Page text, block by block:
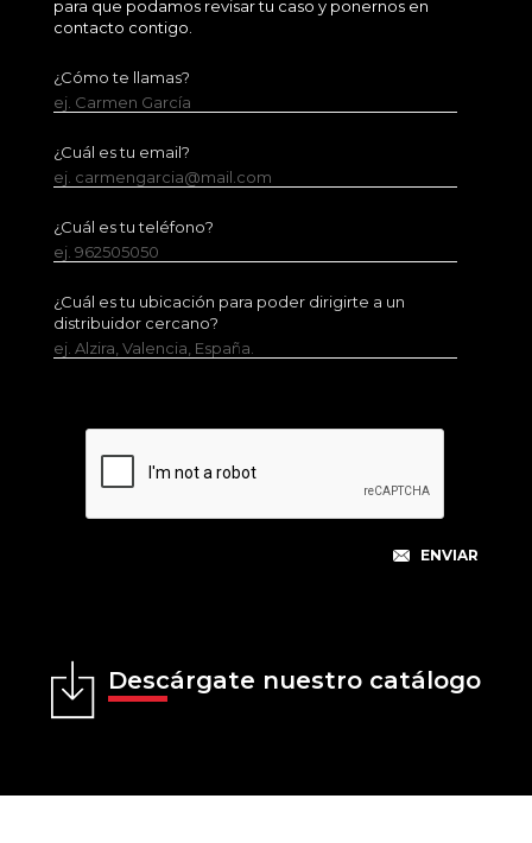
para que podamos revisar tu caso y ponernos en
contacto contigo.
¿Cómo te llamas?
ej. Carmen García
¿Cuál es tu email?
ej. carmengarcia@mail.com
¿Cuál es tu teléfono?
ej. 962505050
¿Cuál es tu ubicación para poder dirigirte a un
distribuidor cercano?
ej. Alzira, Valencia, España.
Descárgate nuestro catálogo